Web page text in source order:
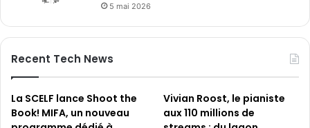
5 mai 2026
Recent Tech News
La SCELF lance Shoot the
Book! MIFA, un nouveau
Vivian Roost, le pianiste
aux 110 millions de